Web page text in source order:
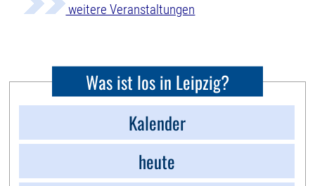
weitere Veranstaltungen
Was ist los in Leipzig?
Kalender
heute